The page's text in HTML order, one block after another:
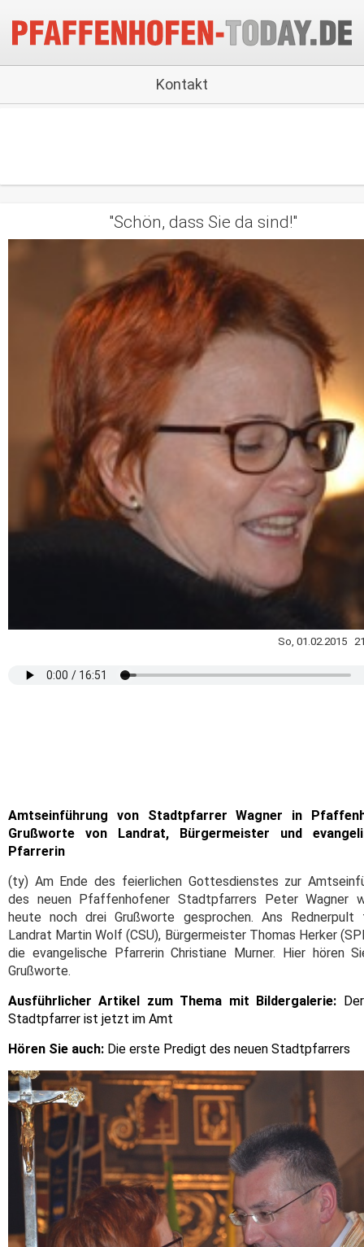
Kontakt
"Schön, dass Sie da sind!"
So, 01.02.2015
Amtseinführung von Stadtpfarrer Wagner in
Grußworte von Landrat, Bürgermeister und
Pfarrerin
(ty) Am Ende des feierlichen Gottesdienstes zur
des neuen Pfaffenhofener Stadtpfarrers Peter Wagner
heute noch drei Grußworte gesprochen. Ans Rednerpult
Landrat Martin Wolf (CSU), Bürgermeister Thomas Herker
die evangelische Pfarrerin Christiane Murner. Hier hören
Grußworte.
Ausführlicher Artikel zum Thema mit Bildergalerie:
Stadtpfarrer ist jetzt im Amt
Hören Sie auch: Die erste Predigt des neuen Stadtpfarrers